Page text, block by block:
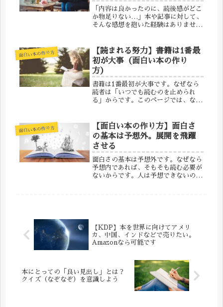
大化する方法
「内容は良かったのに、読後感がどこ
か物足りない…」本や記事に対して、
そんな感想を抱いた経験はありません
れません。今回は、読者の満足度を大
きく左右する「文量」の重要性と、そ
れ...
面白い本の作り方
【読まれる努力】書籍は1番最
初が大事（面白い本の作り
方）
書籍は1番最初が大事です。なぜなら
読者は「いつでも読むのを止められ
る」からです。このページでは、なぜ
者はあなたのファンとは限りません。
内容を全部読んでもらえる前提で、本
を書...
面白い本の作り方
【面白い本の作り方】面白さ
の基本は予想外。展開を飛躍
させる
面白さの基本は予想外です。なぜなら
予想内であれば、そもそも読む必要が
ないからです。人は予想できないの
【KDP】本を世界に向けてアメリ
カ、中国、インドなどで売りたい。
Amazonなら可能です
本にとっての「良い見出し」とは？
クイズ（なぞなぞ）を意識しよう